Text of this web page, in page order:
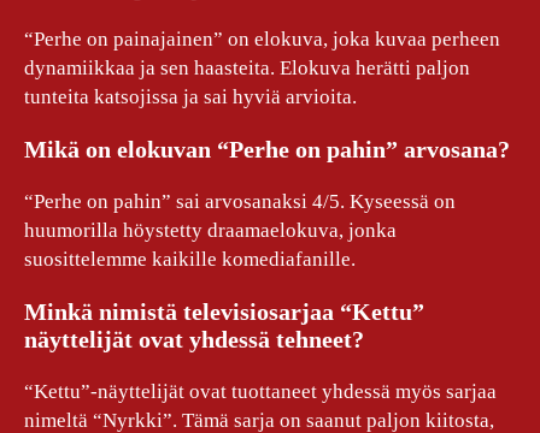
“Perhe on painajainen” on elokuva, joka kuvaa perheen
dynamiikkaa ja sen haasteita. Elokuva herätti paljon
tunteita katsojissa ja sai hyviä arvioita.
Mikä on elokuvan “Perhe on pahin” arvosana?
“Perhe on pahin” sai arvosanaksi 4/5. Kyseessä on
huumorilla höystetty draamaelokuva, jonka
suosittelemme kaikille komediafanille.
Minkä nimistä televisiosarjaa “Kettu”
näyttelijät ovat yhdessä tehneet?
“Kettu”-näyttelijät ovat tuottaneet yhdessä myös sarjaa
nimeltä “Nyrkki”. Tämä sarja on saanut paljon kiitosta,